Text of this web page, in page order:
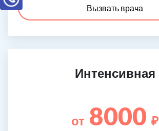
Вызвать врача
Интенсивная
от 8000 ₽